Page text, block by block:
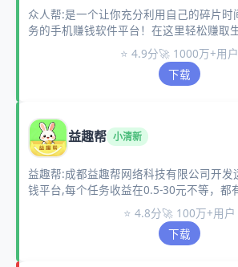
众人帮:是一个让你充分利用自己的碎片时
务的手机赚钱软件平台！在这里轻松赚取
半小时，月赚1000元”的小目标。
⭐ 4.9分🚀 1000万+用户
下载
益趣帮 小清新
益趣帮:成都益趣帮网络科技有限公司开发
钱平台,每个任务收益在0.5-30元不等，都
求，操作简单易懂，适合学生兼职、宝妈副
⭐ 4.8分🚀 100万+用户
下载